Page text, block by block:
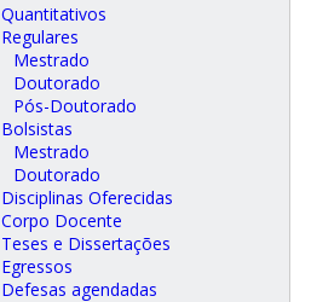
Quantitativos
Regulares
Mestrado
Doutorado
Pós-Doutorado
Bolsistas
Mestrado
Doutorado
Disciplinas Oferecidas
Corpo Docente
Teses e Dissertações
Egressos
Defesas agendadas